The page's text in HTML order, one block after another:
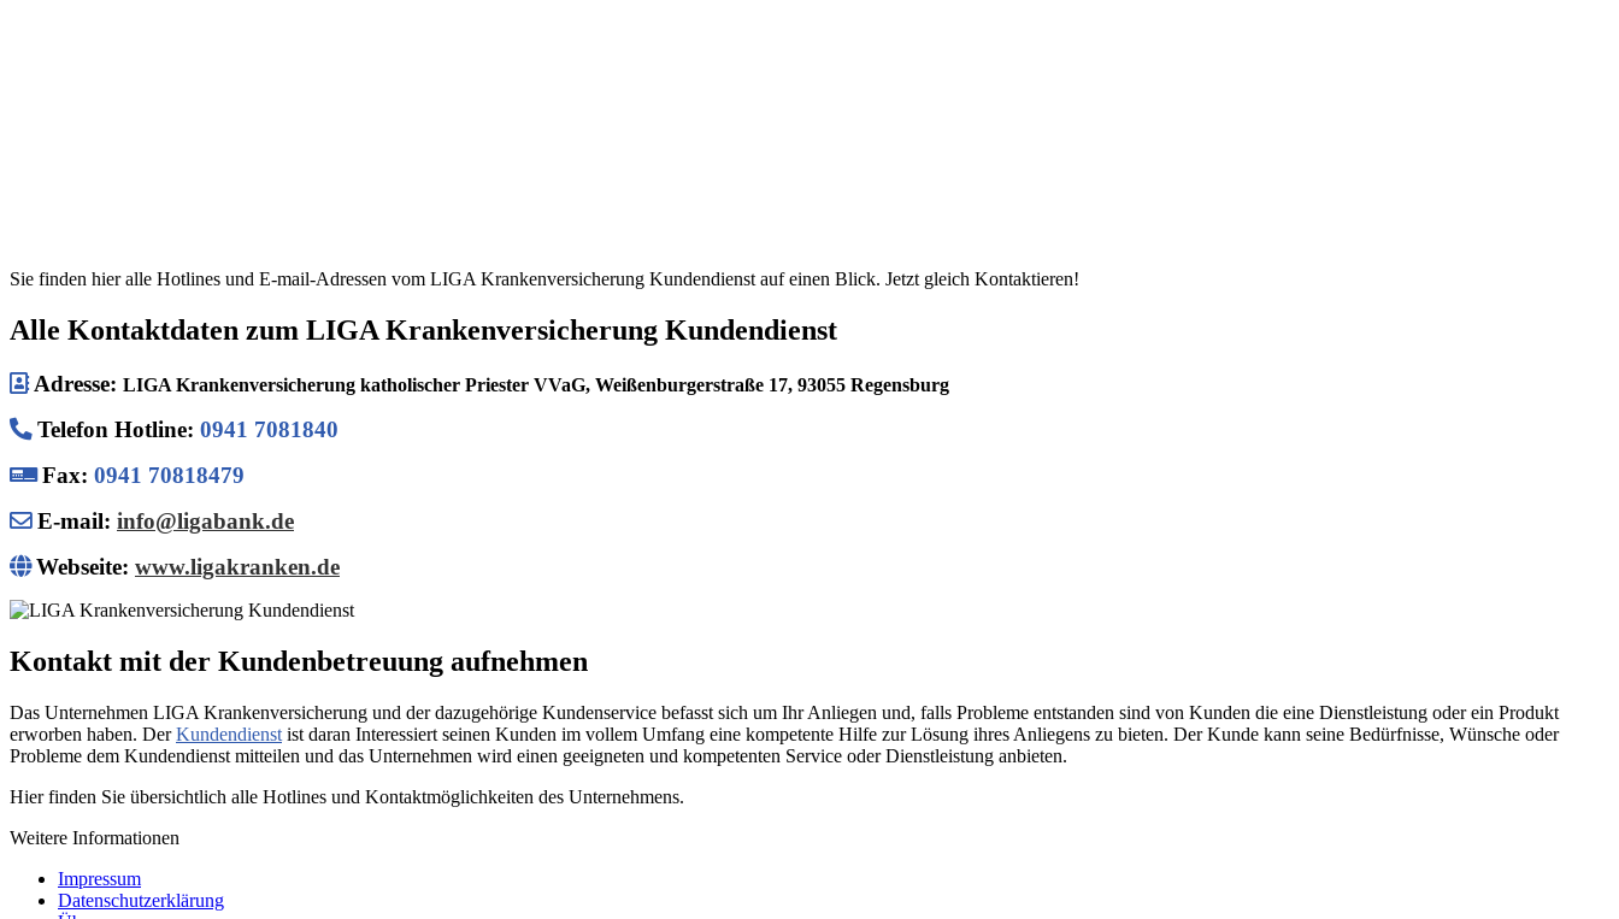
Sie finden hier alle Hotlines und E-mail-Adressen vom LIGA Krankenversicherung Kundendienst auf einen Blick. Jetzt gleich Kontaktieren!
Alle Kontaktdaten zum LIGA Krankenversicherung Kundendienst
Adresse: LIGA Krankenversicherung katholischer Priester VVaG, Weißenburgerstraße 17, 93055 Regensburg
Telefon Hotline: 0941 7081840
Fax: 0941 70818479
E-mail: info@ligabank.de
Webseite: www.ligakranken.de
Kontakt mit der Kundenbetreuung aufnehmen
Das Unternehmen LIGA Krankenversicherung und der dazugehörige Kundenservice befasst sich um Ihr Anliegen und, falls Probleme entstanden sind von Kunden die eine Dienstleistung oder ein Produkt
erworben haben. DerKundendienst ist daran Interessiert seinen Kunden im vollem Umfang eine kompetente Hilfe zur Lösung ihres Anliegens zu bieten. Der Kunde kann seine Bedürfnisse, Wünsche oder
Probleme dem Kundendienst mitteilen und das Unternehmen wird einen geeigneten und kompetenten Service oder Dienstleistung anbieten.
Hier finden Sie übersichtlich alle Hotlines und Kontaktmöglichkeiten des Unternehmens.
Weitere Informationen
Impressum
Datenschutzerklärung